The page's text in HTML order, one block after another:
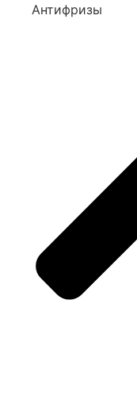
Антифризы